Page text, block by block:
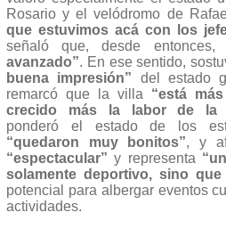
Rosario y el velódromo de
que estuvimos acá con los
señaló que, desde entonces,
avanzado”. En ese sentido,
buena impresión” del estado
remarcó que la villa “está
crecido más la labor de la
ponderó el estado de los
“quedaron muy bonitos”, y
“espectacular” y representa
solamente deportivo, sino
potencial para albergar eventos
actividades.